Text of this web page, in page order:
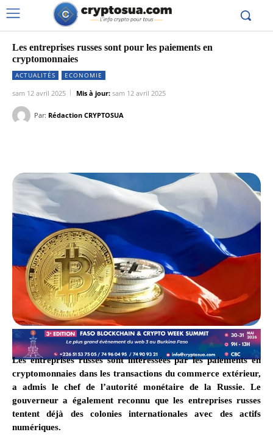
Les entreprises russes sont pour les paiements en
cryptomonnaies
ACTUALITÉS ECONOMIE
sam 12 avril 2025 Mis à jour: sam 12 avril 2025
Par: Rédaction CRYPTOSUA
Les entreprises russes sont intéressées par les paiements en
cryptomonnaies dans les transactions du commerce extérieur,
a admis le chef de l’autorité monétaire de la Russie. Le
gouverneur a également reconnu que les entreprises russes
tentent déjà des colonies internationales avec des actifs
numériques.